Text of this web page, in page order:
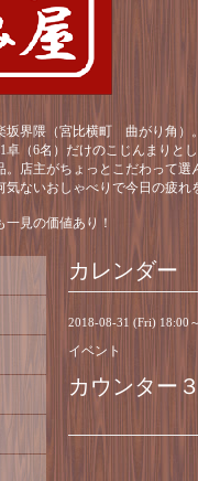
坂界隈（宮比横町 曲がり角）
卓（6名）だけのこじんまりと
。店主がちょっとこだわって
気ないおしゃべりで今日の疲れ
見の価値あり！
カレンダー
2018-08-31 (Fri) 18:00
イベント
カウンター